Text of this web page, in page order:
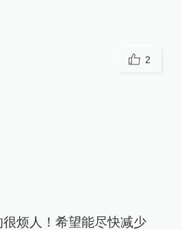
2
烦人！希望能尽快减少